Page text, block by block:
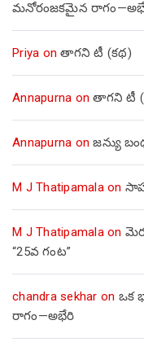
మనోరంజకమైన
Priya onతాగని టీ (కథ)
Annapurna onతాగని టీ
Annapurna onజన్యు
M J Thatipamalaon
M J Thatipamalaon
“25వ గంట”
chandra sekhar on ఒక
రాగం—అభేరి